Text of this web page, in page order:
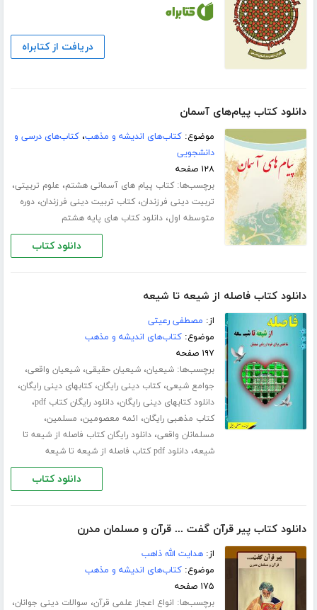
دریافت از کتابراه
دانلود کتاب پیام‌های آسمان
موضوع:کتاب‌های اندیشه و مذهب،کتاب‌های درسی و
دانشجویی
۱۲۸ صفحه
برچسب‌ها:کتاب پیام های آسمانی هشتم، علوم تربیتی،
تربیت دینی فرزندان،کتاب تربیت دینی فرزندان،دوره
متوسطه اول،دانلود کتاب های پایه هشتم
دانلود کتاب
دانلود کتاب فاصله از شیعه تا شیعه
از: مصطفی رعیتی
موضوع:کتاب‌های اندیشه و مذهب
۱۹۷ صفحه
برچسب‌ها:شیعیان،شیعیان حقیقی،شیعیان واقعی،
جوامع شیعی،کتاب دینی رایگان،کتابهای دینی رایگان،
دانلود کتابهای دینی رایگان،دانلود رایگان کتاب pdf ،
کتاب مذهبی رایگان، ائمه معصومین، مسلمین،
مسلمانان واقعی،دانلود رایگان کتاب فاصله از شیعه تا
شیعه،دانلود pdf کتاب فاصله از شیعه تا شیعه
دانلود کتاب
دانلود کتاب پیر قرآن گفت ... قرآن و مسلمان مدرن
از:هدایت الله ذاهب
موضوع:کتاب‌های اندیشه و مذهب
۱۷۵ صفحه
برچسب‌ها: انواع اعجاز علمی قرآن، سوالات دینی جوانان،